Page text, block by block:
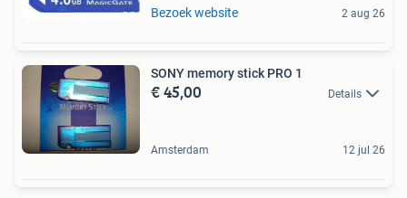
Bezoek website 2 aug 26
SONY memory stick PRO 1
€ 45,00 Details
Amsterdam 12 jul 26